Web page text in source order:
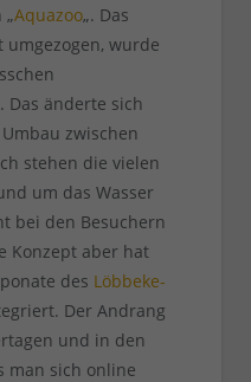
Aquazoo„. Das
umgezogen, wurde
änderte sich
zwischen
stehen die vielen
um das Wasser
bei den Besuchern
Konzept aber hat
des Löbbeke-
Der Andrang
und in den
man sich online